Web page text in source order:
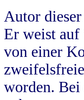
Autor
Er weist
von einer
worden. Bei